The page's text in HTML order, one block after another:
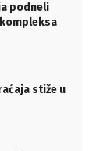
podneli
stiže u